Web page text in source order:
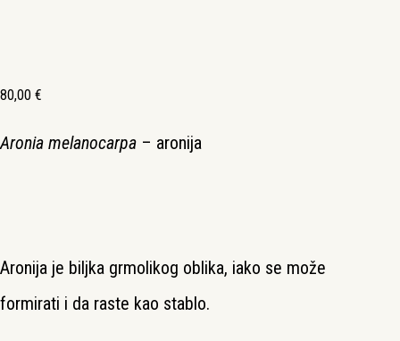
80,00 €
Aronia melanocarpa – aronija
Aronija je biljka grmolikog oblika, iako se može
formirati i da raste kao stablo.